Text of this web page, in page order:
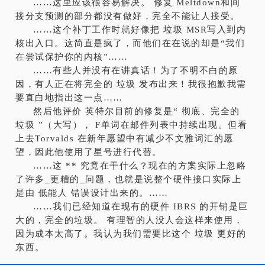
……这里应该很容易解决。 修复 Meltdown和间
接分支预测的部分都没有做好，完全不能让人接受。
……这个补丁工作时就好像把 垃圾 MSR写入到内
核出入口。这简直是疯了，而他们在在说的却是“我们
在尝试保护你的内核”……
……有些人并没有在讲真话！为了不明不白的原
因，有人正在将完全的 垃圾 发布出来！我很抱歉我需
要直白地指出这一点……
然后他评价 英特尔目前的修复是“ 彻底、完全的
垃圾 ”（大写）， F单词在邮件列表中持续出现。但看
上去Torvalds 在新年愿望中有减少不文雅词汇的愿
望，因此他使用了星号进行代替。
……这 ** 究竟在干什么？现在的方案实际上忽略
了许多_更糟的_问题，也就是说整个硬件接口实际上
是由 低能人 错误设计出来的。……
……我们已经知道在现有的硬件 IBRS 的开销是巨
大的，完全的垃圾。 有理智的人没人会这样来使用，
因为成本太高了。我认为我们需要比这个 垃圾 更好的
东西。